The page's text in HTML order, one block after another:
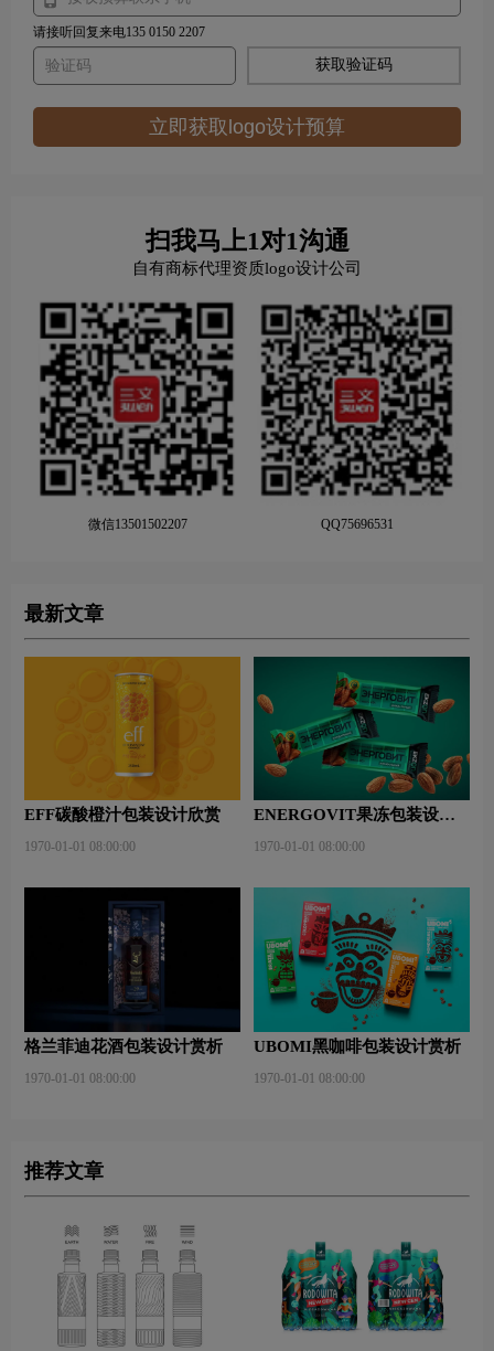
请接听回复来电135 0150 2207
获取验证码
立即获取logo设计预算
扫我马上1对1沟通
自有商标代理资质logo设计公司
微信13501502207 QQ75696531
最新文章
EFF碳酸橙汁包装设计欣赏
1970-01-01 08:00:00
ENERGOVIT果冻包装设计
1970-01-01 08:00:00
格兰菲迪花酒包装设计赏析
1970-01-01 08:00:00
UBOMI黑咖啡包装设计赏析
1970-01-01 08:00:00
推荐文章